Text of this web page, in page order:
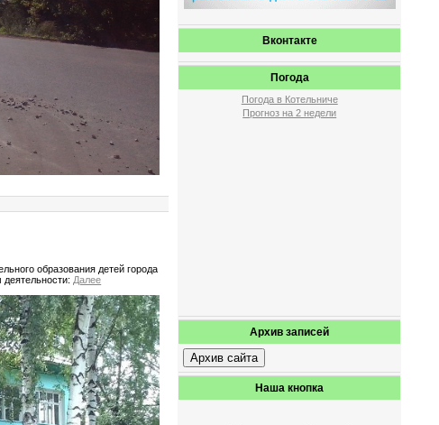
образования детей города
деятельности:Далее
Вконтакте
Погода
Погода в Котельниче
Прогноз на 2 недели
Архив записей
Архив сайта
Наша кнопка